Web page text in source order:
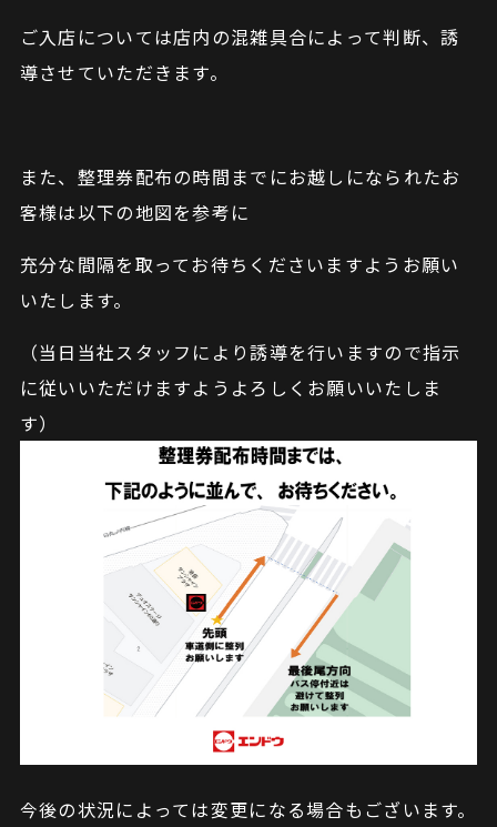
ご入店については店内の混雑具合によって判断、誘
導させていただきます。
また、整理券配布の時間までにお越しになられたお
客様は以下の地図を参考に
充分な間隔を取ってお待ちくださいますようお願い
いたします。
（当日当社スタッフにより誘導を行いますので指示
に従いいただけますようよろしくお願いいたしま
す）
今後の状況によっては変更になる場合もございます。